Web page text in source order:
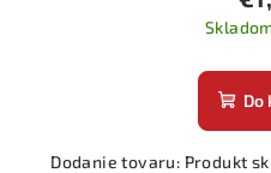
Do
Dodanie tovaru: Produkt